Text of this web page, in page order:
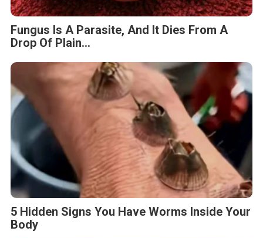
Fungus Is A Parasite, And It Dies From A
Drop Of Plain...
5 Hidden Signs You Have Worms Inside Your
Body